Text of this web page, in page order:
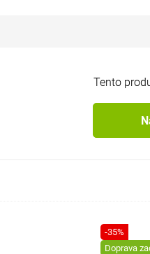
Tento
-35%
Doprava